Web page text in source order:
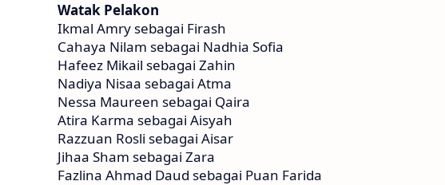
Watak Pelakon
Ikmal Amry sebagai Firash
Cahaya Nilam sebagai Nadhia Sofia
Hafeez Mikail sebagai Zahin
Nadiya Nisaa sebagai Atma
Nessa Maureen sebagai Qaira
Atira Karma sebagai Aisyah
Razzuan Rosli sebagai Aisar
Jihaa Sham sebagai Zara
Fazlina Ahmad Daud sebagai Puan Farida